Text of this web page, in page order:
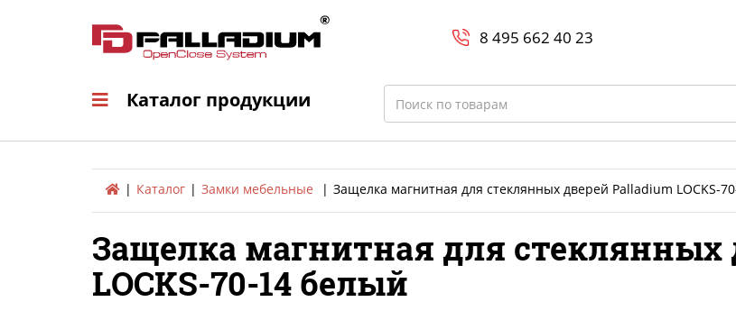
Каталог продукции 8 800-700-23-35
8 495 662 40 23
Каталог продукции Search
Каталог Замки мебельные Защелка магнитная для стеклянных дверей Palladium LOCKS-
Защелка магнитная для стеклянных
LOCKS-70-14 белый